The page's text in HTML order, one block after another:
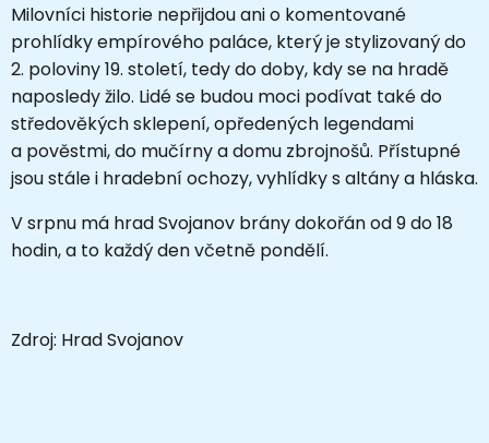
Milovníci historie nepřijdou ani o komentované
prohlídky empírového paláce, který je stylizovaný do
2. poloviny 19. století, tedy do doby, kdy se na hradě
naposledy žilo. Lidé se budou moci podívat také do
středověkých sklepení, opředených legendami
a pověstmi, do mučírny a domu zbrojnošů. Přístupné
jsou stále i hradební ochozy, vyhlídky s altány a hláska.
V srpnu má hrad Svojanov brány dokořán od 9 do 18
hodin, a to každý den včetně pondělí.
Zdroj: Hrad Svojanov